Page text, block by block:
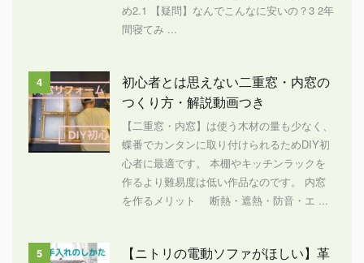
め2.1 【疑問】なんでこんなに安いの？3 2年
間寝てみ ...
4
初心者とは思えない二重窓・内窓の
つくり方・解説動画つき
【二重窓・内窓】は使う木材の量も少なく、
蝶番でカンタンに取り付けられるためDIY初
心者に最適です。 本棚やキッチンラックを
作るより難易度は低い作品なのです。 内窓
を作るメリット 断熱・遮熱・防音・エ ...
5
【ニトリの電動ソファがほしい】革